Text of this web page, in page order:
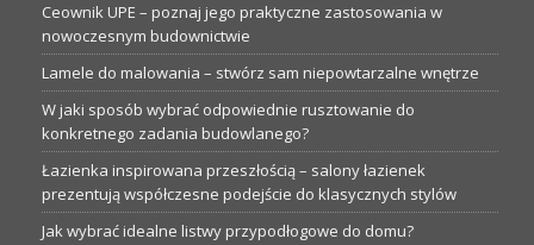
Ceownik UPE – poznaj jego praktyczne zastosowania w
nowoczesnym budownictwie
Lamele do malowania – stwórz sam niepowtarzalne wnętrze
W jaki sposób wybrać odpowiednie rusztowanie do
konkretnego zadania budowlanego?
Łazienka inspirowana przeszłością – salony łazienek
prezentują współczesne podejście do klasycznych stylów
Jak wybrać idealne listwy przypodłogowe do domu?